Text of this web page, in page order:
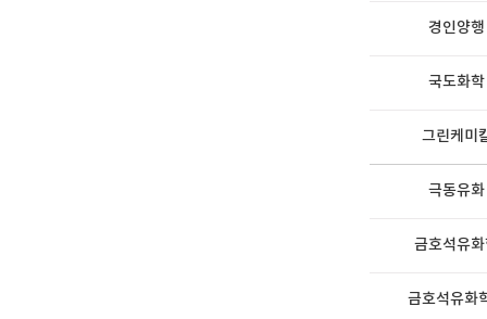
경인양행
국도화학
그린케미
극동유화
금호석유
금호석유화